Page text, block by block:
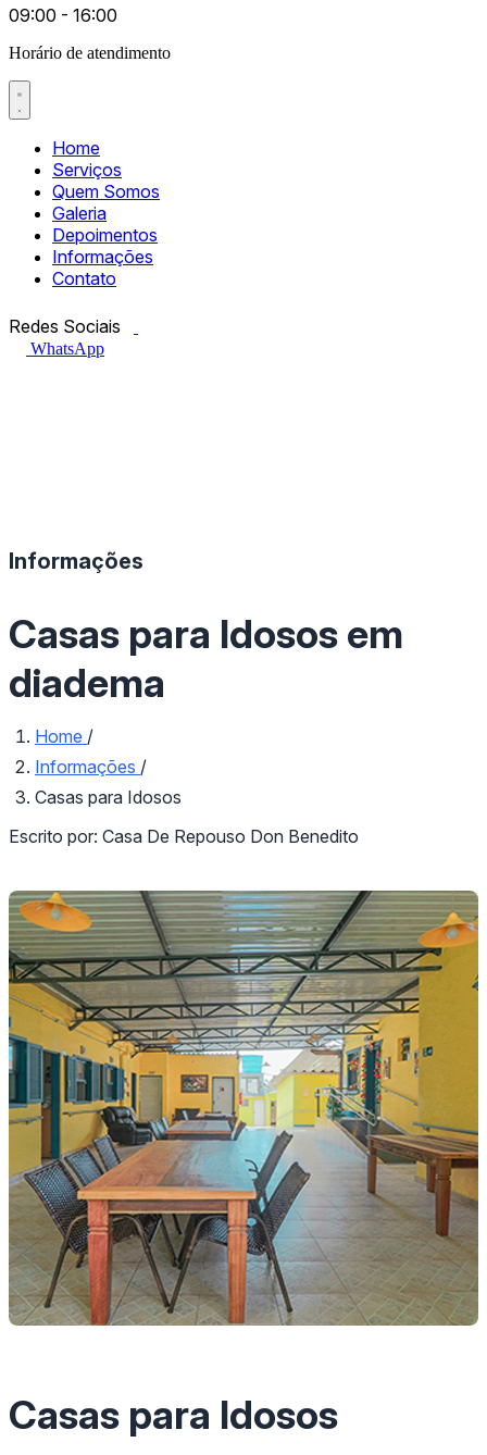
09:00 - 16:00
Horário de atendimento
Home
Serviços
Quem Somos
Galeria
Depoimentos
Informações
Contato
Redes Sociais
WhatsApp
Informações
Casas para Idosos em
diadema
Home /
Informações /
Casas para Idosos
Escrito por: Casa De Repouso Don Benedito
Casas para Idosos